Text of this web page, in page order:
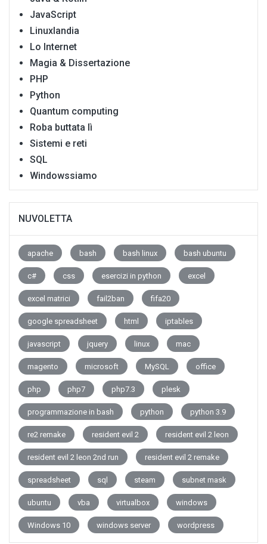
JavaScript
Linuxlandia
Lo Internet
Magia & Dissertazione
PHP
Python
Quantum computing
Roba buttata lì
Sistemi e reti
SQL
Windowssiamo
NUVOLETTA
apache bash bash linux bash ubuntu
c# css esercizi in python excel
excel matrici fail2ban fifa20
google spreadsheet html iptables
javascript jquery linux mac
magento microsoft MySQL office
php php7 php7.3 plesk
programmazione in bash python python 3.9
re2 remake resident evil 2 resident evil 2 leon
resident evil 2 leon 2nd run resident evil 2 remake
spreadsheet sql steam subnet mask
ubuntu vba virtualbox windows
Windows 10 windows server wordpress